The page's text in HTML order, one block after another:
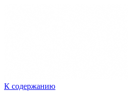
К содержанию